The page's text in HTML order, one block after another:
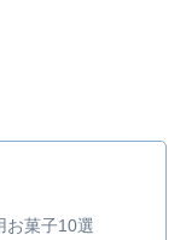
お菓子10選